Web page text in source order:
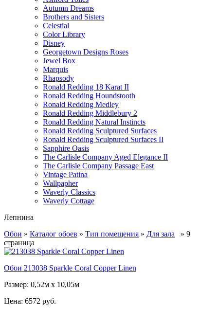
Autumn Dreams
Brothers and Sisters
Celestial
Color Library
Disney
Georgetown Designs Roses
Jewel Box
Marquis
Rhapsody
Ronald Redding 18 Karat II
Ronald Redding Houndstooth
Ronald Redding Medley
Ronald Redding Middlebury 2
Ronald Redding Natural Instincts
Ronald Redding Sculptured Surfaces
Ronald Redding Sculptured Surfaces II
Sapphire Oasis
The Carlisle Company Aged Elegance II
The Carlisle Company Passage East
Vintage Patina
Wallpapher
Waverly Classics
Waverly Cottage
Лепнина
Обои » Каталог обоев » Тип помещения » Для зала
» 9
страница
Обои 213038 Sparkle Coral Copper Linen
Размер: 0,52м х 10,05м
Цена: 6572 руб.